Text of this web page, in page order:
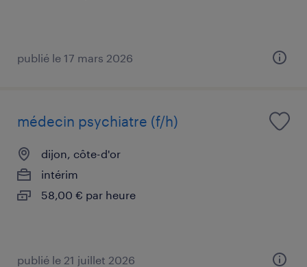
publié le 17 mars 2026
médecin psychiatre (f/h)
dijon, côte-d'or
intérim
58,00 € par heure
publié le 21 juillet 2026